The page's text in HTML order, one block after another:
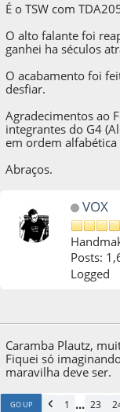
É o TSW com
O alto falante foi
ganhei ha séculos
O acabamento foi
desfiar.
Agradecimentos ao
integrantes do G4
em ordem alfabética
Abraços.
VOX
Posts:
Logged
Caramba Plautz,
Fiquei só
maravilha deve ser.
GO UP 1 ... 23